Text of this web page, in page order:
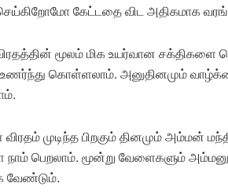
கேட்டதை விட அதிகமாக
மூலம் மிக உயர்வான
உணர்ந்து கொள்ளலாம். அனுதினமும்
விரதம் முடிந்த பிறகும் தினமும்
நாம் பெறலாம். மூன்று வேளைகளும்
வேண்டும்.